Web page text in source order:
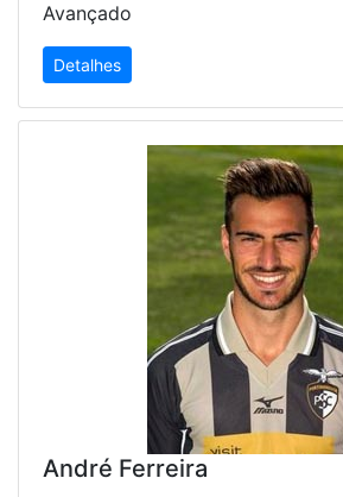
Avançado
Detalhes
André Ferreira